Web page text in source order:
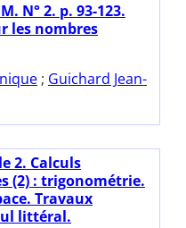
N° 2. p. 93-123.
les nombres
; Guichard Jean-
2. Calculs
(2) : trigonométrie.
Travaux
littéral.